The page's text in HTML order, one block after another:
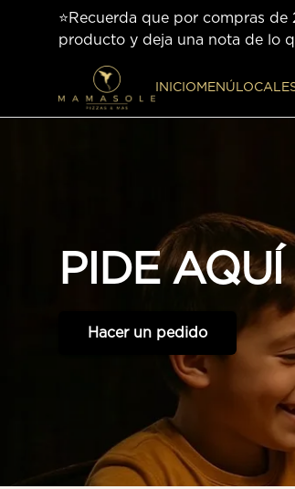
⭐Recuerda que por compras
producto y deja una nota de lo
INICIO MENÚ
PIDE AQUÍ
Hacer un pedido